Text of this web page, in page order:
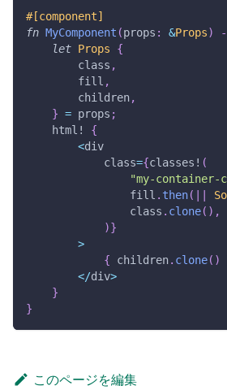
#[component]
fn MyComponent (props : &Props)
let Props
{
        class
,
        fill
,
        children
,
} = props ;
html!
{
<div
            class
={classes! (
"my-container-
                fill
. then(
                class
. clone( ) ,
)}
>
{ children. clone( )
</div>
}
}
このページを編集